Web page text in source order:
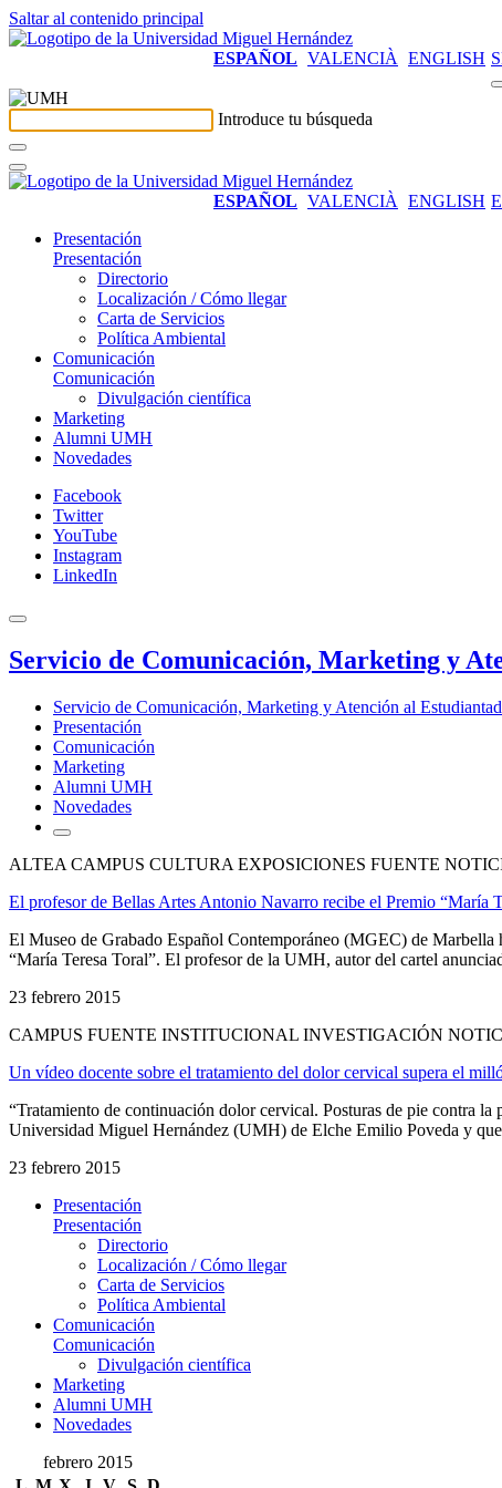
Saltar al contenido principal
ESPAÑOL VALENCIÀ ENGLISH
Introduce tu búsqueda
ESPAÑOL VALENCIÀ ENGLISH
Presentación
Presentación
Directorio
Localización / Cómo llegar
Carta de Servicios
Política Ambiental
Comunicación
Comunicación
Divulgación científica
Marketing
Alumni UMH
Novedades
Facebook
Twitter
YouTube
Instagram
LinkedIn
Servicio de Comunicación, Marketing y
Servicio de Comunicación, Marketing y Atención al
Presentación
Comunicación
Marketing
Alumni UMH
Novedades
ALTEA CAMPUS CULTURA EXPOSICIONES FUENTE
El profesor de Bellas Artes Antonio Navarro recibe el Premio “María
El Museo de Grabado Español Contemporáneo (MGEC) de
“María Teresa Toral”. El profesor de la UMH, autor del cartel
23 febrero 2015
CAMPUS FUENTE INSTITUCIONAL INVESTIGACIÓN
Un vídeo docente sobre el tratamiento del dolor cervical supera el
“Tratamiento de continuación dolor cervical. Posturas de pie contra
Universidad Miguel Hernández (UMH) de Elche Emilio Poveda y
23 febrero 2015
Presentación
Presentación
Directorio
Localización / Cómo llegar
Carta de Servicios
Política Ambiental
Comunicación
Comunicación
Divulgación científica
Marketing
Alumni UMH
Novedades
febrero 2015